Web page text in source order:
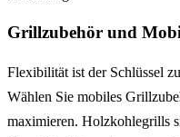
Grillzubehör und
Flexibilität ist der Schlüssel
Wählen Sie mobiles
maximieren. Holzkohlegrills